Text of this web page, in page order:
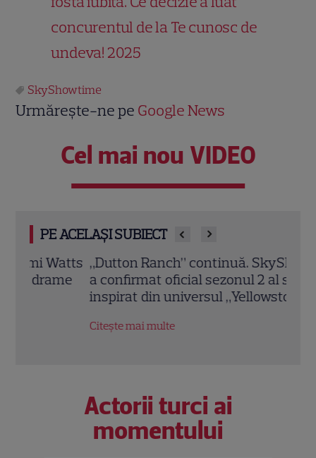
concurentul de la Te cunosc de
undeva! 2025
SkyShowtime
Urmărește-ne pe Google News
Cel mai nou VIDEO
PE ACELAȘI SUBIECT
„Dutton Ranch” continuă. SkyShowtime
a confirmat oficial sezonul 2 al serialului
inspirat din universul „Yellowstone”
Citește mai multe
Actorii turci ai
momentului